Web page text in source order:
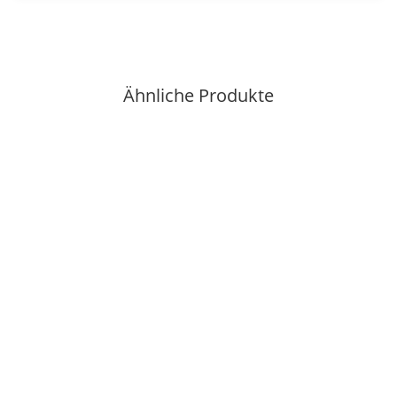
Ähnliche Produkte